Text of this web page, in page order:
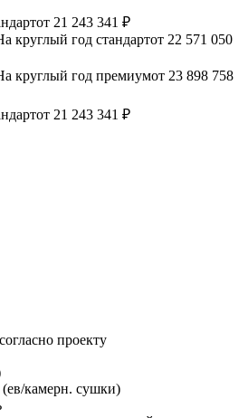
от 21 243 341 ₽
круглый год стандартот 22 571 050
круглый год премиумот 23 898 758
от 21 243 341 ₽
проекту
(ев/камерн. сушки)